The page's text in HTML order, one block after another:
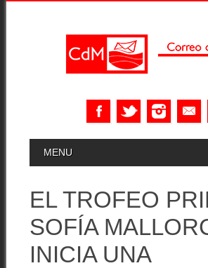
MAIN MENU
MENU
EL TROFEO
SOFÍA
INICIA UNA